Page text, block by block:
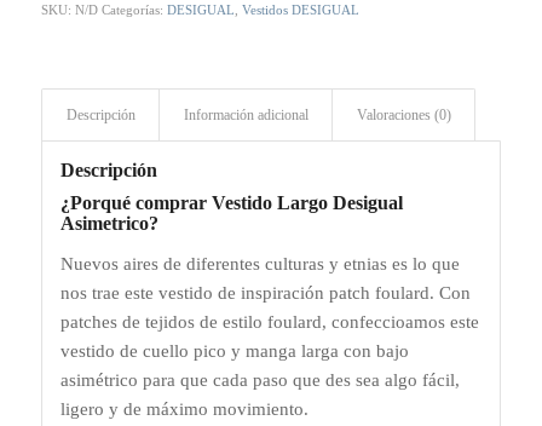
SKU: N/D Categorías: DESIGUAL Vestidos DESIGUAL
Descripción Información adicional Valoraciones (0)
Descripción
¿Porqué comprar Vestido Largo Desigual
Asimetrico?
Nuevos aires de diferentes culturas y etnias es lo que
nos trae este vestido de inspiración patch foulard. Con
patches de tejidos de estilo foulard, confeccioamos este
vestido de cuello pico y manga larga con bajo
asimétrico para que cada paso que des sea algo fácil,
ligero y de máximo movimiento.